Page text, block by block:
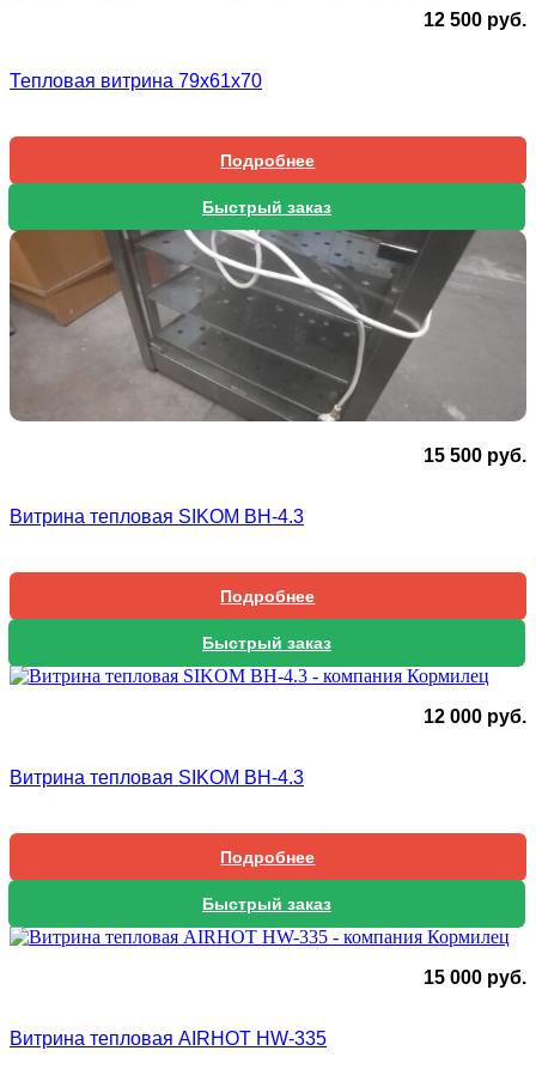
12 500 руб.
Тепловая витрина 79х61х70
Подробнее
Быстрый заказ
15 500 руб.
Витрина тепловая SIKOM ВН-4.3
Подробнее
Быстрый заказ
12 000 руб.
Витрина тепловая SIKOM BH-4.3
Подробнее
Быстрый заказ
15 000 руб.
Витрина тепловая AIRHOT HW-335